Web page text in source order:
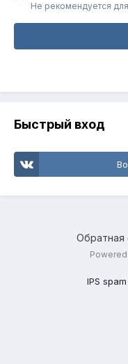
Не рекомендуется
Быстрый вход
Обратная
IPS spam